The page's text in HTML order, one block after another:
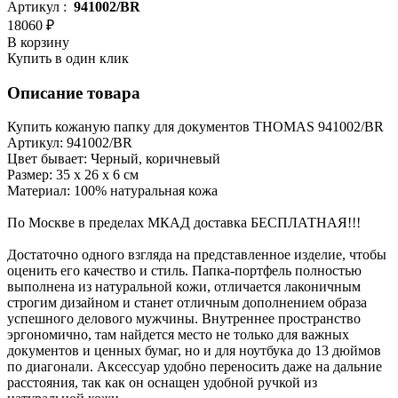
Артикул : 941002/BR
18060 ₽
В корзину
Купить в один клик
Описание товара
Купить кожаную папку для документов THOMAS 941002/BR
Артикул: 941002/BR
Цвет бывает: Черный, коричневый
Размер: 35 х 26 х 6 см
Материал: 100% натуральная кожа
По Москве в пределах МКАД доставка БЕСПЛАТНАЯ!!!
Достаточно одного взгляда на представленное изделие, чтобы
оценить его качество и стиль. Папка-портфель полностью
выполнена из натуральной кожи, отличается лаконичным
строгим дизайном и станет отличным дополнением образа
успешного делового мужчины. Внутреннее пространство
эргономично, там найдется место не только для важных
документов и ценных бумаг, но и для ноутбука до 13 дюймов
по диагонали. Аксессуар удобно переносить даже на дальние
расстояния, так как он оснащен удобной ручкой из